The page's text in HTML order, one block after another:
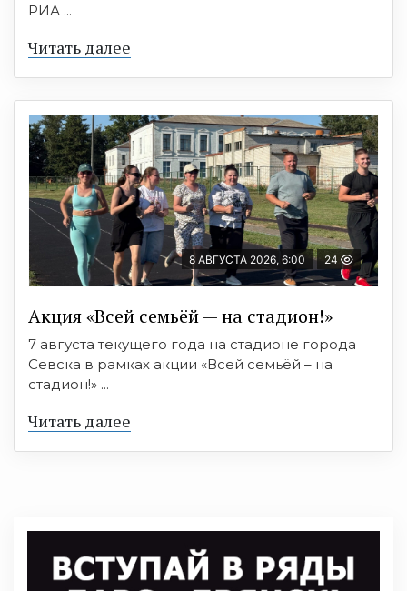
РИА ...
Читать далее
8 АВГУСТА 2026, 6:00 24
Акция «Всей семьёй — на стадион!»
7 августа текущего года на стадионе города
Севска в рамках акции «Всей семьёй – на
стадион!» ...
Читать далее